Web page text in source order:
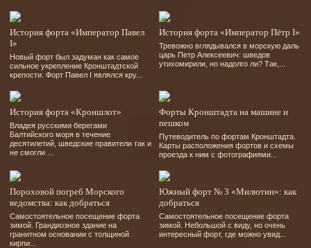
История форта «Император Павел
I»
Новый форт был задуман как самое
сильное укрепление Кронштадтской
крепости. Форт Павел I являлся кру...
История форта «Император Пётр I»
Тревожно вглядывался в морскую даль
царь Петр Алексеевич: шведов
утихомирили, но надолго ли? Так,...
История форта «Кроншлот»
Владея русскими берегами
Балтийского моря в течение
десятилетий, шведские правители так и
не смогли ...
Форты Кронштадта на машине и
пешком
Путеводитель по фортам Кронштадта.
Карты расположения фортов и схемы
проезда к ним с фотографиями...
Пороховой погреб Морского
ведомства: как добраться
Самостоятельное посещение форта
зимой. Грандиозное здание на
гранитном основании с толщиной
кирпи...
Южный форт № 3 «Милютин»: как
добраться
Самостоятельное посещение форта
зимой. Небольшой с виду, но очень
интересный форт, где можно увид...